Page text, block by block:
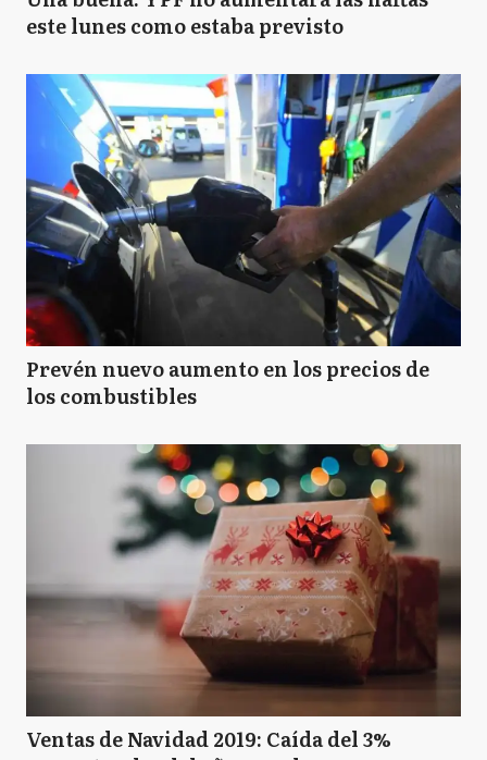
este lunes como estaba previsto
Prevén nuevo aumento en los precios de
los combustibles
Ventas de Navidad 2019: Caída del 3%